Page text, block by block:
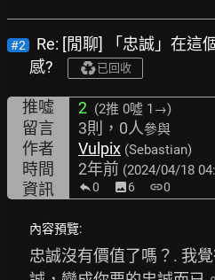
#2
Re: [閒聊] 「忠誠」在這
感?
已回收
推噓 2 (2推 0噓 1→)
留言 3則，0人參與
作者 Vulpix (Sebastian)
時間 2年前 (2024/04/18
資訊 0 image6 link0
內容預覽:
忠誠沒有價值了嗎？. 我